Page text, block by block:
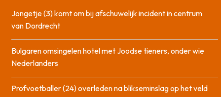
Jongetje (3) komt om bij afschuwelijk incident in centrum
van Dordrecht
Bulgaren omsingelen hotel met Joodse tieners, onder wie
Nederlanders
Profvoetballer (24) overleden na blikseminslag op het veld